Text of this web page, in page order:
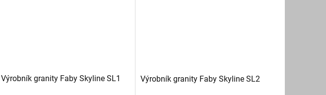
Výrobník granity Faby Skyline SL1 Výrobník granity Faby Skyline SL2